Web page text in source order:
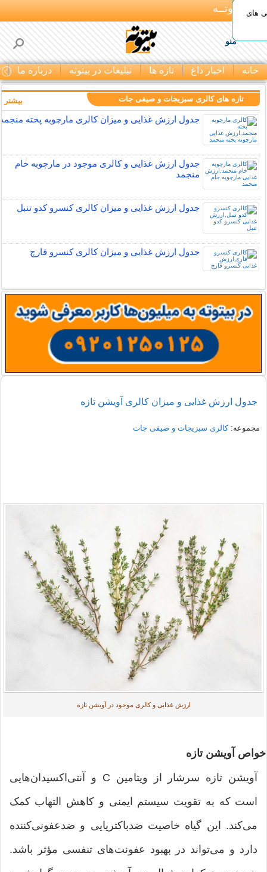
بـیتوتــه
منو
خانه اخبار داغ تازه ها تبلیغات در بیتوته درباره ما
های
تازه های کالری سبزیجات و صیفی جات
جدول ارزش غذایی و میزان کالری مارچوبه پخته
جدول ارزش غذایی و کالری موجود در مارچوبه خام
منجمد
جدول ارزش غذایی و میزان کالری کنسرو کدو تنبل
جدول ارزش غذایی و میزان کالری کنسرو قارچ
جدول ارزش غذایی و میزان کالری آویشن تازه
بیشتر
جدول ارزش غذایی و میزان کالری آویشن تازه
مجموعه:کالری سبزیجات و صیفی جات
ارزش غذایی و کالری موجود در آویشن تازه
خواص آویشن تازه
آویشن تازه سرشار از ویتامین C و آنتی‌اکسیدان‌هایی
است که به تقویت سیستم ایمنی و کاهش التهاب کمک
می‌کند. این گیاه خاصیت ضدباکتریایی و ضدعفونی‌کننده
دارد و می‌تواند در بهبود عفونت‌های تنفسی مؤثر باشد.